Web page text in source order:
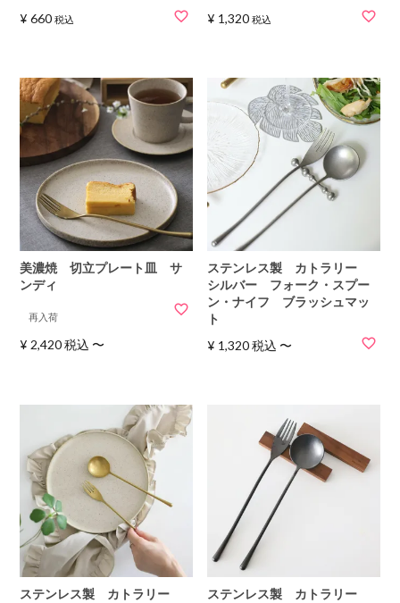
¥ 660 税込 ¥ 1,320 税込
美濃焼 切立プレート皿 サ
ンディ
再入荷
¥ 2,420 税込 〜
ステンレス製 カトラリー
シルバー フォーク・スプー
ン・ナイフ ブラッシュマッ
ト
¥ 1,320税込 〜
ステンレス製 カトラリー
ステンレス製 カトラリー